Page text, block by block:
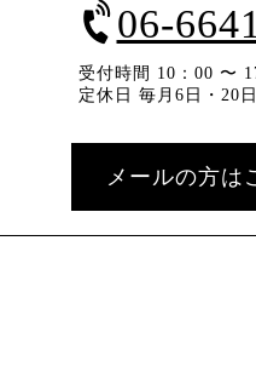
06-
受付時間 10：00 〜
定休日 毎月6日・20日
メールの方は